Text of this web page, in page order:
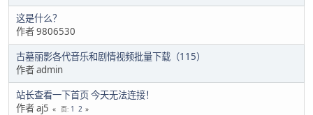
这是什么？
作者 9806530
古墓丽影各代音乐和剧情视频批量下载（115）
作者 admin
站长查看一下首页 今天无法连接！
作者 aj5
页 1 2